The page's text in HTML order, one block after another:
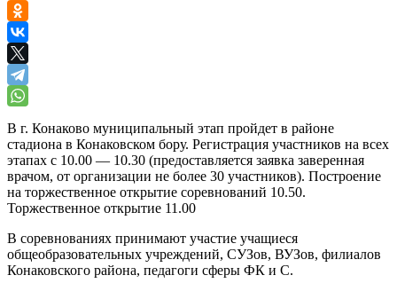
В г. Конаково муниципальный этап пройдет в районе
стадиона в Конаковском бору. Регистрация участников на всех
этапах с 10.00 — 10.30 (предоставляется заявка заверенная
врачом, от организации не более 30 участников). Построение
на торжественное открытие соревнований 10.50.
Торжественное открытие 11.00
В соревнованиях принимают участие учащиеся
общеобразовательных учреждений, СУЗов, ВУЗов, филиалов
Конаковского района, педагоги сферы ФК и С.